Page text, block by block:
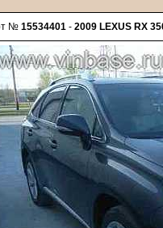
№ 15534401 - 2009 LEXUS RX